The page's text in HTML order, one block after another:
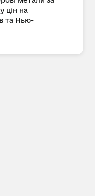
цін на
та Нью-